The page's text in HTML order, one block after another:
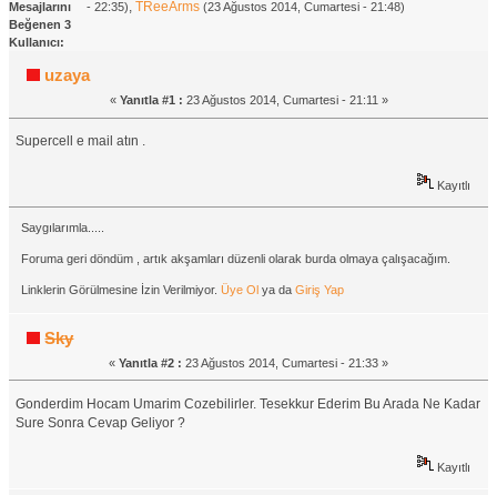
Mesajlarını
Beğenen 3
Kullanıcı:
- 22:35), TReeArms (23 Ağustos 2014, Cumartesi - 21:48)
uzaya
« Yanıtla #1 : 23 Ağustos 2014, Cumartesi - 21:11 »
Supercell e mail atın .
Kayıtlı
Saygılarımla.....
Foruma geri döndüm , artık akşamları düzenli olarak burda olmaya çalışacağım.
Linklerin Görülmesine İzin Verilmiyor. Üye Olya da Giriş Yap
Sky
« Yanıtla #2 : 23 Ağustos 2014, Cumartesi - 21:33 »
Gonderdim Hocam Umarim Cozebilirler. Tesekkur Ederim Bu Arada Ne Kadar
Sure Sonra Cevap Geliyor ?
Kayıtlı